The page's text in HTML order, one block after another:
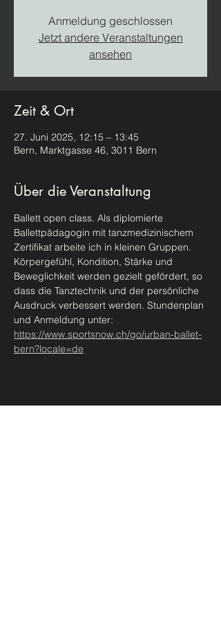
Anmeldung geschlossen
Jetzt andere Veranstaltungen
ansehen
Zeit & Ort
27. Juni 2025, 12:15 – 13:45
Bern, Marktgasse 46, 3011 Bern
Über die Veranstaltung
Ballett open class. Als diplomierte
Ballettpädagogin mit tanzmedizinischem
Zertifikat arbeite ich in kleinen Gruppen.
Körpergefühl, Kondition, Stärke und
Beweglichkeit werden gezielt gefördert, so
dass die Tanztechnik und der persönliche
Ausdruck verbessert werden. Stundenplan
und Anmeldung unter:
https://www.sportsnow.ch/go/urban-ballet-
bern?locale=de